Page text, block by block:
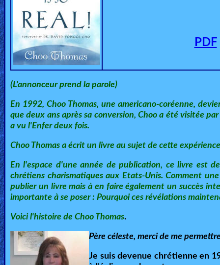
Christian
Netflix
🎞
Jewish
Stories
🎞
X-
Witch
🎞
X-
Muslim
MP3
Bible
🎞
PDF
(L'annonceur prend la parole)
En 1992, Choo Thomas, une americano-coréenne,
que deux ans après sa conversion, Choo a été visitée
a vu l'Enfer deux fois.
Choo Thomas a écrit un livre au sujet de cette
En l'espace d'une année de publication, ce livre est
chrétiens charismatiques aux Etats-Unis. Comment
publier un livre mais à en faire également un succès
importante à se poser : Pourquoi ces révélations
Voici l'histoire de Choo Thomas.
Père céleste, merci de me
Je suis devenue chrétienne en